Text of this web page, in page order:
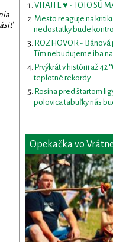
VITAJTE ♥ - TOTO SÚ
Mesto reaguje na
nedostatky bude
ROZHOVOR -
Tím nebudujeme iba
Prvýkrát v histórii až 42
teplotné rekordy
Rosina pred štartom
polovica tabuľky nás
Opekačka vo